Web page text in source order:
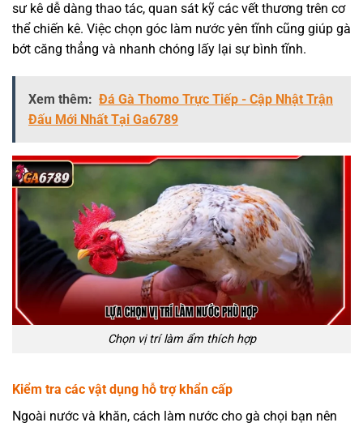
sư kê dễ dàng thao tác, quan sát kỹ các vết thương trên cơ
thể chiến kê. Việc chọn góc làm nước yên tĩnh cũng giúp gà
bớt căng thẳng và nhanh chóng lấy lại sự bình tĩnh.
Xem thêm: Đá Gà Thomo Trực Tiếp - Cập Nhật Trận
Đấu Mới Nhất Tại Ga6789
Chọn vị trí làm ẩm thích hợp
Kiểm tra các vật dụng hỗ trợ khẩn cấp
Ngoài nước và khăn, cách làm nước cho gà chọi bạn nên